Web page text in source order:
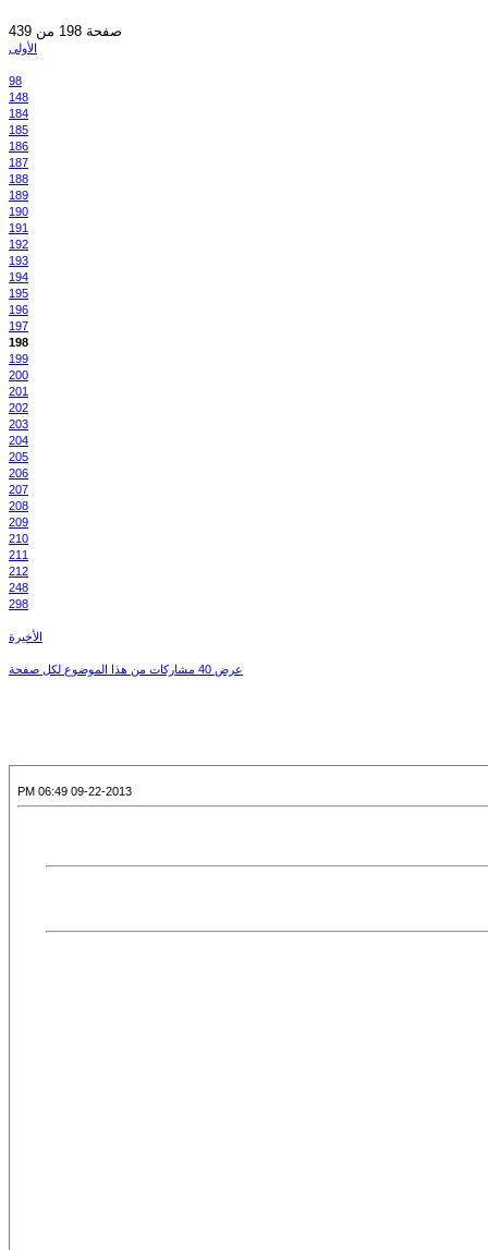
صفحة 198 من 439
الأولى
98
148
184
185
186
187
188
189
190
191
192
193
194
195
196
197
198
199
200
201
202
203
204
205
206
207
208
209
210
211
212
248
298
الأخيرة
عرض 40 مشاركات من هذا الموضوع لكل صفحة
09-22-2013 06:49 PM